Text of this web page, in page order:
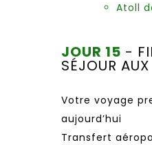
Atoll
JOUR 15 -
SÉJOUR
Votre voyage
aujourd’hui
Transfert